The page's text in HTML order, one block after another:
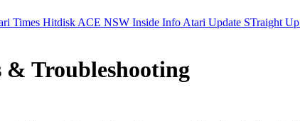
Times Hitdisk ACE NSW Inside Info Atari Update STraight Up
& Troubleshooting